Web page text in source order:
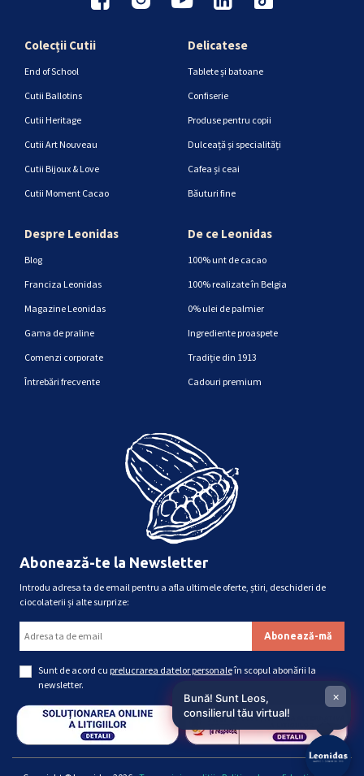
Colecții Cutii
End of School
Cutii Ballotins
Cutii Heritage
Cutii Art Nouveau
Cutii Bijoux & Love
Cutii Moment Cacao
Delicatese
Tablete și batoane
Confiserie
Produse pentru copii
Dulceață și specialități
Cafea și ceai
Băuturi fine
Despre Leonidas
Blog
Franciza Leonidas
Magazine Leonidas
Gama de praline
Comenzi corporate
Întrebări frecvente
De ce Leonidas
100% unt de cacao
100% realizate în Belgia
0% ulei de palmier
Ingrediente proaspete
Tradiție din 1913
Cadouri premium
Abonează-te la Newsletter
Introdu adresa ta de email pentru a afla ultimele oferte, știri, deschideri de
ciocolaterii și alte surprize:
Sunt de acord cu prelucrarea datelor personaleîn scopul abonării la
newsletter.
Bună! Sunt Leos,
consilierul tău virtual!
×